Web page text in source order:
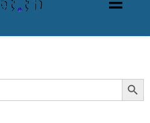
Search Button